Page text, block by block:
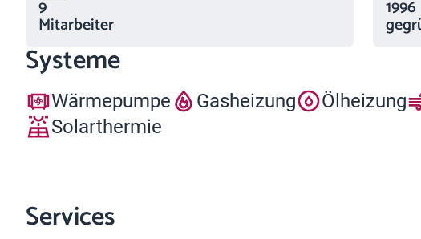
9
Mitarbeiter
1996
Systeme
Wärmepumpe Gasheizung Ölheizung
Solarthermie
Services